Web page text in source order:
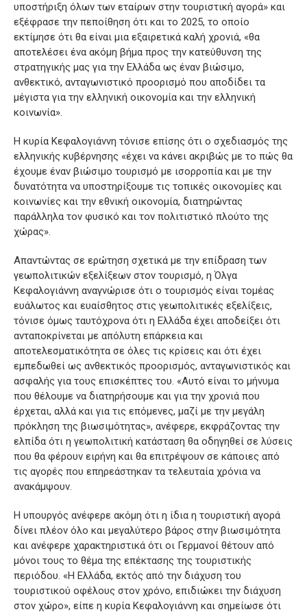
υποστήριξη όλων των εταίρων στην τουριστική αγορά» και
εξέφρασε την πεποίθηση ότι και το 2025, το οποίο
εκτίμησε ότι θα είναι μια εξαιρετικά καλή χρονιά, «θα
αποτελέσει ένα ακόμη βήμα προς την κατεύθυνση της
στρατηγικής μας για την Ελλάδα ως έναν βιώσιμο,
ανθεκτικό, ανταγωνιστικό προορισμό που αποδίδει τα
μέγιστα για την ελληνική οικονομία και την ελληνική
κοινωνία».
Η κυρία Κεφαλογιάννη τόνισε επίσης ότι ο σχεδιασμός της
ελληνικής κυβέρνησης «έχει να κάνει ακριβώς με το πώς θα
έχουμε έναν βιώσιμο τουρισμό με ισορροπία και με την
δυνατότητα να υποστηρίξουμε τις τοπικές οικονομίες και
κοινωνίες και την εθνική οικονομία, διατηρώντας
παράλληλα τον φυσικό και τον πολιτιστικό πλούτο της
χώρας».
Απαντώντας σε ερώτηση σχετικά με την επίδραση των
γεωπολιτικών εξελίξεων στον τουρισμό, η Όλγα
Κεφαλογιάννη αναγνώρισε ότι ο τουρισμός είναι τομέας
ευάλωτος και ευαίσθητος στις γεωπολιτικές εξελίξεις,
τόνισε όμως ταυτόχρονα ότι η Ελλάδα έχει αποδείξει ότι
ανταποκρίνεται με απόλυτη επάρκεια και
αποτελεσματικότητα σε όλες τις κρίσεις και ότι έχει
εμπεδωθεί ως ανθεκτικός προορισμός, ανταγωνιστικός και
ασφαλής για τους επισκέπτες του. «Αυτό είναι το μήνυμα
που θέλουμε να διατηρήσουμε και για την χρονιά που
έρχεται, αλλά και για τις επόμενες, μαζί με την μεγάλη
πρόκληση της βιωσιμότητας», ανέφερε, εκφράζοντας την
ελπίδα ότι η γεωπολιτική κατάσταση θα οδηγηθεί σε λύσεις
που θα φέρουν ειρήνη και θα επιτρέψουν σε κάποιες από
τις αγορές που επηρεάστηκαν τα τελευταία χρόνια να
ανακάμψουν.
Η υπουργός ανέφερε ακόμη ότι η ίδια η τουριστική αγορά
δίνει πλέον όλο και μεγαλύτερο βάρος στην βιωσιμότητα
και ανέφερε χαρακτηριστικά ότι οι Γερμανοί θέτουν από
μόνοι τους το θέμα της επέκτασης της τουριστικής
περιόδου. «Η Ελλάδα, εκτός από την διάχυση του
τουριστικού οφέλους στον χρόνο, επιδιώκει την διάχυση
στον χώρο», είπε η κυρία Κεφαλογιάννη και σημείωσε ότι